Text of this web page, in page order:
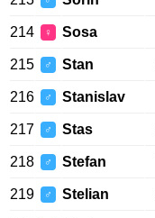
214 ♀ Sosa
215 ♂ Stan
216 ♂ Stanislav
217 ♂ Stas
218 ♂ Stefan
219 ♂ Stelian